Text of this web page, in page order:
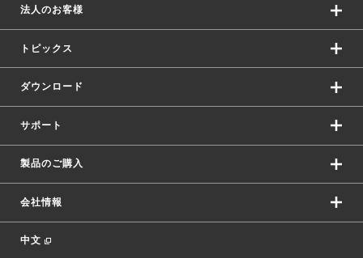
法人のお客様
トピックス
ダウンロード
サポート
製品のご購入
会社情報
中文